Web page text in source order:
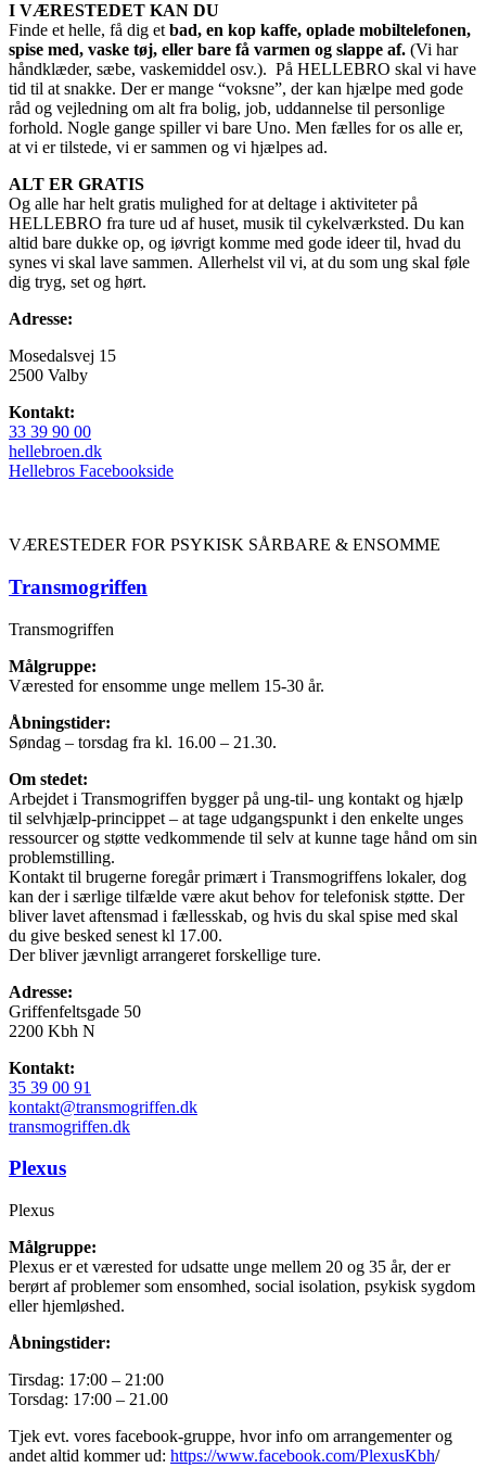
I VÆRESTEDET KAN DU
Finde et helle, få dig et bad, en kop kaffe, oplade mobiltelefonen,
spise med, vaske tøj, eller bare få varmen og slappe af. (Vi har
håndklæder, sæbe, vaskemiddel osv.). På HELLEBRO skal vi have
tid til at snakke. Der er mange “voksne”, der kan hjælpe med gode
råd og vejledning om alt fra bolig, job, uddannelse til personlige
forhold. Nogle gange spiller vi bare Uno. Men fælles for os alle er,
at vi er tilstede, vi er sammen og vi hjælpes ad.
ALT ER GRATIS
Og alle har helt gratis mulighed for at deltage i aktiviteter på
HELLEBRO fra ture ud af huset, musik til cykelværksted. Du kan
altid bare dukke op, og iøvrigt komme med gode ideer til, hvad du
synes vi skal lave sammen. Allerhelst vil vi, at du som ung skal føle
dig tryg, set og hørt.
Adresse:
Mosedalsvej 15
2500 Valby
Kontakt:
33 39 90 00
hellebroen.dk
Hellebros Facebookside
VÆRESTEDER FOR PSYKISK SÅRBARE & ENSOMME
Transmogriffen
Transmogriffen
Målgruppe:
Værested for ensomme unge mellem 15-30 år.
Åbningstider:
Søndag – torsdag fra kl. 16.00 – 21.30.
Om stedet:
Arbejdet i Transmogriffen bygger på ung-til- ung kontakt og hjælp
til selvhjælp-princippet – at tage udgangspunkt i den enkelte unges
ressourcer og støtte vedkommende til selv at kunne tage hånd om sin
problemstilling.
Kontakt til brugerne foregår primært i Transmogriffens lokaler, dog
kan der i særlige tilfælde være akut behov for telefonisk støtte. Der
bliver lavet aftensmad i fællesskab, og hvis du skal spise med skal
du give besked senest kl 17.00.
Der bliver jævnligt arrangeret forskellige ture.
Adresse:
Griffenfeltsgade 50
2200 Kbh N
Kontakt:
35 39 00 91
kontakt@transmogriffen.dk
transmogriffen.dk
Plexus
Plexus
Målgruppe:
Plexus er et værested for udsatte unge mellem 20 og 35 år, der er
berørt af problemer som ensomhed, social isolation, psykisk sygdom
eller hjemløshed.
Åbningstider:
Tirsdag: 17:00 – 21:00
Torsdag: 17:00 – 21.00
Tjek evt. vores facebook-gruppe, hvor info om arrangementer og
andet altid kommer ud: https://www.facebook.com/PlexusKbh/